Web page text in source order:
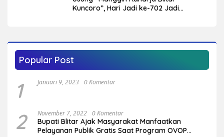
Kuncoro”, Hari Jadi ke-702 Jadi
Popular Post
1 Januari 9, 2023 0 Komentar
2 November 7, 2022 0 Komentar
Bupati Blitar Ajak Masyarakat Manfaatkan
Pelayanan Publik Gratis Saat Program OVOP